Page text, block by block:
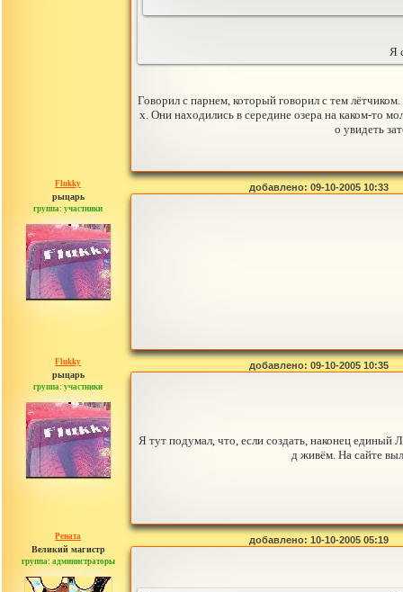
Я
Говорил с парнем, который говорил с тем
х. Они находились в середине озера на каком-то
о увидеть
Flukky
рыцарь
группа: участники
сообщений: 33
добавлено: 09-10-2005 10:33
Flukky
рыцарь
группа: участники
сообщений: 33
добавлено: 09-10-2005 10:35
Я тут подумал, что, если создать, наконец единый
д живём. На сайте
Рената
Великий магистр
группа: администраторы
сообщений: 30442
добавлено: 10-10-2005 05:19